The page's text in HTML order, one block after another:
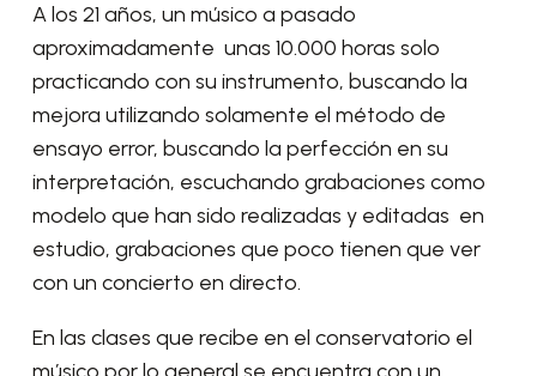
A los 21 años, un músico a pasado
aproximadamente unas 10.000 horas solo
practicando con su instrumento, buscando la
mejora utilizando solamente el método de
ensayo error, buscando la perfección en su
interpretación, escuchando grabaciones como
modelo que han sido realizadas y editadas en
estudio, grabaciones que poco tienen que ver
con un concierto en directo.
En las clases que recibe en el conservatorio el